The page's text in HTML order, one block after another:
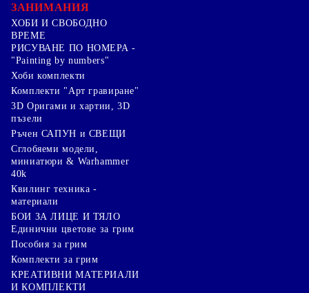
ЗАНИМАНИЯ
ХОБИ И СВОБОДНО
ВРЕМЕ
РИСУВАНЕ ПО НОМЕРА -
"Painting by numbers"
Хоби комплекти
Комплекти "Арт гравиране"
3D Оригами и хартии, 3D
пъзели
Ръчен САПУН и СВЕЩИ
Сглобяеми модели,
миниатюри & Warhammer
40k
Квилинг техника -
материали
БОИ ЗА ЛИЦЕ И ТЯЛО
Единични цветове за грим
Пособия за грим
Комплекти за грим
КРЕАТИВНИ МАТЕРИАЛИ
И КОМПЛЕКТИ